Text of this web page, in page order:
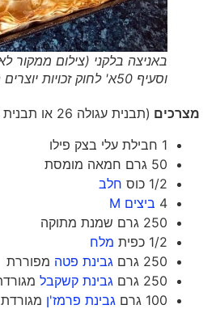
וסעיף 50א' לחוק זכויות יוצרים תשס"ח 2007)
מצרכים(תבנית עגולה 26 או תבנית 25X26 ס"מ)
1 חבילת עלי בצק פילו
50 גרם חמאה מומסת
1/2 כוס
חלב
4 ביצים M
250 גרם שמנת מתוקה
1/2 כפית
מלח
250 גרם
גבינת פטהמפוררת
250 גרם
גבינת קשקבלמגורדת
100 גרם
גבינת פרמז'ןמגורדת